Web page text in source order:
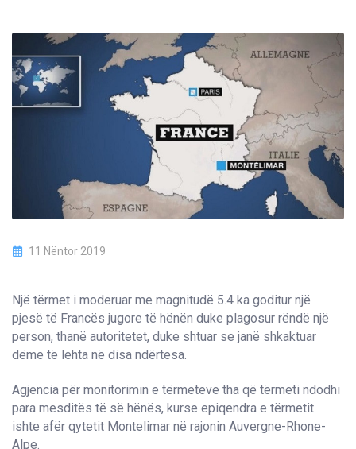
11 Nëntor 2019
Një tërmet i moderuar me magnitudë 5.4 ka goditur një
pjesë të Francës jugore të hënën duke plagosur rëndë një
person, thanë autoritetet, duke shtuar se janë shkaktuar
dëme të lehta në disa ndërtesa.
Agjencia për monitorimin e tërmeteve tha që tërmeti ndodhi
para mesditës të së hënës, kurse epiqendra e tërmetit
ishte afër qytetit Montelimar në rajonin Auvergne-Rhone-
Alpe.